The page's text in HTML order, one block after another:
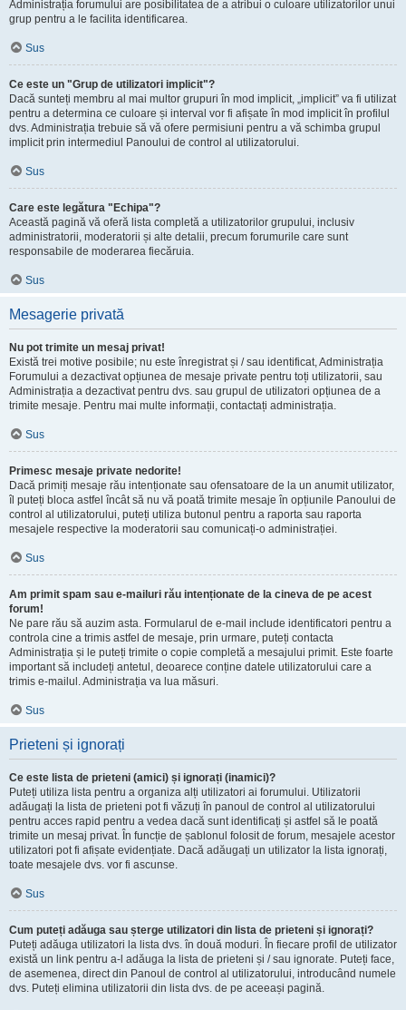
Administrația forumului are posibilitatea de a atribui o culoare utilizatorilor unui
grup pentru a le facilita identificarea.
Sus
Ce este un "Grup de utilizatori implicit"?
Dacă sunteți membru al mai multor grupuri în mod implicit, „implicit” va fi utilizat
pentru a determina ce culoare și interval vor fi afișate în mod implicit în profilul
dvs. Administrația trebuie să vă ofere permisiuni pentru a vă schimba grupul
implicit prin intermediul Panoului de control al utilizatorului.
Sus
Care este legătura "Echipa"?
Această pagină vă oferă lista completă a utilizatorilor grupului, inclusiv
administratorii, moderatorii și alte detalii, precum forumurile care sunt
responsabile de moderarea fiecăruia.
Sus
Mesagerie privată
Nu pot trimite un mesaj privat!
Există trei motive posibile; nu este înregistrat și / sau identificat, Administrația
Forumului a dezactivat opțiunea de mesaje private pentru toți utilizatorii, sau
Administrația a dezactivat pentru dvs. sau grupul de utilizatori opțiunea de a
trimite mesaje. Pentru mai multe informații, contactați administrația.
Sus
Primesc mesaje private nedorite!
Dacă primiți mesaje rău intenționate sau ofensatoare de la un anumit utilizator,
îl puteți bloca astfel încât să nu vă poată trimite mesaje în opțiunile Panoului de
control al utilizatorului, puteți utiliza butonul pentru a raporta sau raporta
mesajele respective la moderatorii sau comunicați-o administrației.
Sus
Am primit spam sau e-mailuri rău intenționate de la cineva de pe acest
forum!
Ne pare rău să auzim asta. Formularul de e-mail include identificatori pentru a
controla cine a trimis astfel de mesaje, prin urmare, puteți contacta
Administrația și le puteți trimite o copie completă a mesajului primit. Este foarte
important să includeți antetul, deoarece conține datele utilizatorului care a
trimis e-mailul. Administrația va lua măsuri.
Sus
Prieteni și ignorați
Ce este lista de prieteni (amici) și ignorați (inamici)?
Puteți utiliza lista pentru a organiza alți utilizatori ai forumului. Utilizatorii
adăugați la lista de prieteni pot fi văzuți în panoul de control al utilizatorului
pentru acces rapid pentru a vedea dacă sunt identificați și astfel să le poată
trimite un mesaj privat. În funcție de șablonul folosit de forum, mesajele acestor
utilizatori pot fi afișate evidențiate. Dacă adăugați un utilizator la lista ignorați,
toate mesajele dvs. vor fi ascunse.
Sus
Cum puteți adăuga sau șterge utilizatori din lista de prieteni și ignorați?
Puteți adăuga utilizatori la lista dvs. în două moduri. În fiecare profil de utilizator
există un link pentru a-l adăuga la lista de prieteni și / sau ignorate. Puteți face,
de asemenea, direct din Panoul de control al utilizatorului, introducând numele
dvs. Puteți elimina utilizatorii din lista dvs. de pe aceeași pagină.